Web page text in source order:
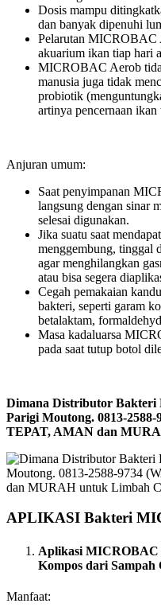
Dosis mampu
dan banyak dipenuhi
Pelarutan MICROBAC
akuarium ikan tiap hari
MICROBAC Aerob
manusia juga tidak
probiotik
artinya pencernaan ikan
Anjuran umum:
Saat penyimpanan
langsung dengan sinar
selesai digunakan.
Jika suatu saat
menggembung, tinggal
agar menghilangkan
atau bisa segera
Cegah pemakaian
bakteri, seperti garam
betalaktam,
Masa kadaluarsa
pada saat tutup botol
Dimana Distributor Bakteri
Parigi Moutong. 0813-
TEPAT, AMAN dan
APLIKASI Bakteri
Aplikasi MICROBAC
Kompos dari Sampah
Manfaat: